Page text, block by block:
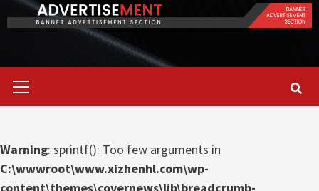
Menu
Warning: sprintf(): Too few arguments in
C:\wwwroot\www.xizhenhl.com\wp-
content\themes\covernews\lib\breadcrumb-